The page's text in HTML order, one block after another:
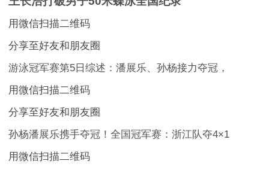
用微信扫描二维码
分享至好友和朋友圈
游泳冠军赛第5日综述：潘展乐、孙杨接力夺冠，
用微信扫描二维码
分享至好友和朋友圈
孙杨潘展乐携手夺冠！全国冠军赛：浙江队夺4×1
用微信扫描二维码